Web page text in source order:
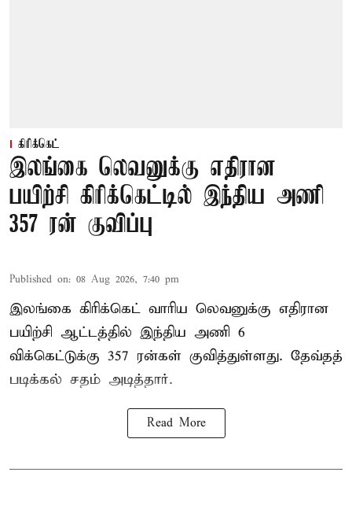
கிரிக்கெட்
இலங்கை லெவனுக்கு எதிரான
பயிற்சி கிரிக்கெட்டில் இந்திய அணி
357 ரன் குவிப்பு
Published on: 08 Aug 2026, 7:40 pm
இலங்கை கிரிக்கெட் வாரிய லெவனுக்கு எதிரான
பயிற்சி ஆட்டத்தில் இந்திய அணி 6
விக்கெட்டுக்கு 357 ரன்கள் குவித்துள்ளது. தேவ்தத்
படிக்கல் சதம் அடித்தார்.
Read More